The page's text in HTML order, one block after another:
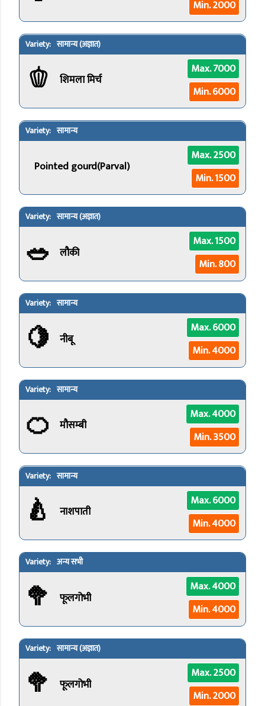
Min. 2000
सामान्य (अज्ञात)
🫑 शिमला मिर्च
Max. 7000
Min. 6000
सामान्य
Pointed gourd(Parval)
Max. 2500
Min. 1500
सामान्य (अज्ञात)
🥗 लौकी
Max. 1500
Min. 800
सामान्य
🍋 नीबू
Max. 6000
Min. 4000
सामान्य
🍊 मौसम्बी
Max. 4000
Min. 3500
सामान्य
🍐 नाशपाती
Max. 6000
Min. 4000
अन्य सभी
🥦 फूलगोभी
Max. 4000
Min. 4000
सामान्य (अज्ञात)
🥦 फूलगोभी
Max. 2500
Min. 2000